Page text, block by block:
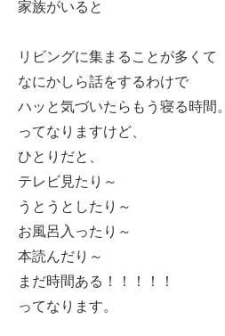
家族がいると
リビングに集まることが多くて
なにかしら話をするわけで
ハッと気づいたらもう寝る時間。
ってなりますけど、
ひとりだと、
テレビ見たり～
うとうとしたり～
お風呂入ったり～
本読んだり～
まだ時間ある！！！！！
ってなります。